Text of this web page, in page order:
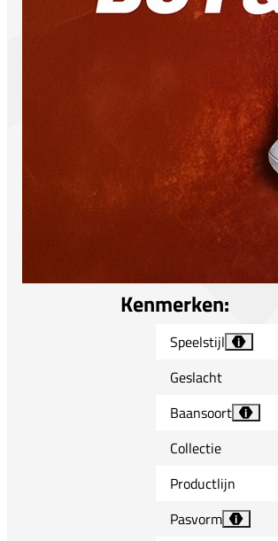
Kenmerken:
Speelstijl i
Geslacht
Baansoort
i
Collectie
Productlijn
Pasvorm
i